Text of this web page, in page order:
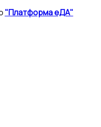
"Платформа еДА"